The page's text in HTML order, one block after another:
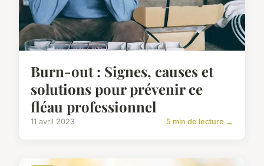
Burn-out : Signes, causes et
solutions pour prévenir ce
fléau professionnel
11 avril 2023 5 min de lecture →